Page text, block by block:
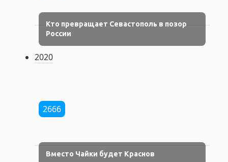
Кто превращает Севастополь в позор
России
2020
2666
Вместо Чайки будет Краснов